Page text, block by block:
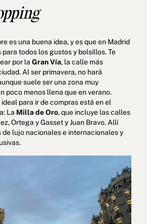
es una buena idea, y es que en Madrid
todos los gustos y bolsillos. Te
por la Gran Vía, la calle más
Al ser primavera, no hará
suele ser una zona muy
poco menos llena que en verano.
para ir de compras está en el
La Milla de Oro, que incluye las calles
Ortega y Gasset y Juan Bravo. Allí
lujo nacionales e internacionales y